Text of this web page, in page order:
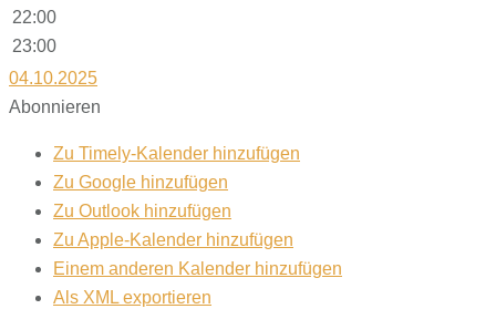
22:00
23:00
04.10.2025
Abonnieren
Zu Timely-Kalender hinzufügen
Zu Google hinzufügen
Zu Outlook hinzufügen
Zu Apple-Kalender hinzufügen
Einem anderen Kalender hinzufügen
Als XML exportieren